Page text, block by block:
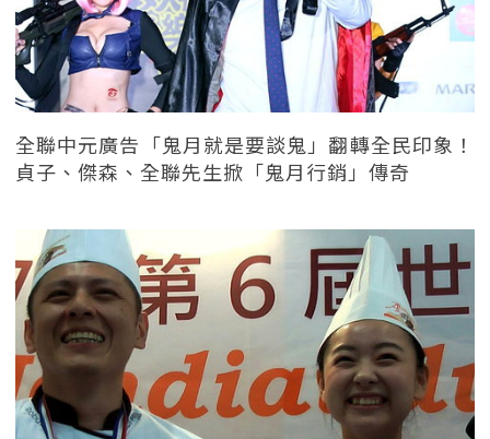
全聯中元廣告「鬼月就是要談鬼」翻轉全民印象！
貞子、傑森、全聯先生掀「鬼月行銷」傳奇